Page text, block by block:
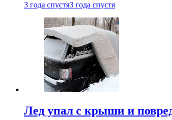
3 года спустя3 года спустя
Лед упал с крыши и